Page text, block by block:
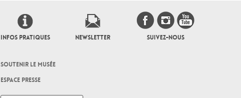
INFOS PRATIQUES NEWSLETTER SUIVEZ-NOUS
SOUTENIR LE MUSÉE
ESPACE PRESSE